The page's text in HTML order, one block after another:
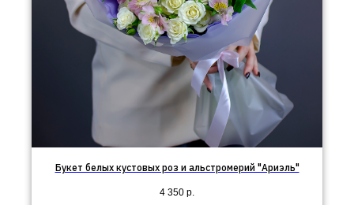
Букет белых кустовых роз и альстромерий "Ариэль"
4 350 р.